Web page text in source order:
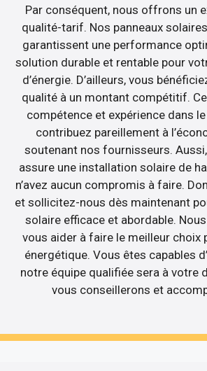
Par conséquent, nous offrons un
qualité-tarif. Nos panneaux
garantissent une performance
solution durable et rentable pour
d’énergie. D’ailleurs, vous
qualité à un montant compétitif.
compétence et expérience dans
contribuez pareillement à
soutenant nos fournisseurs.
assure une installation solaire de
n’avez aucun compromis à faire.
et sollicitez-nous dès maintenant
solaire efficace et abordable.
vous aider à faire le meilleur choix
énergétique. Vous êtes capables
notre équipe qualifiée sera à votre
vous conseillerons et